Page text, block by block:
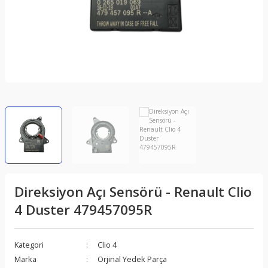
Direksiyon Açı Sensörü - Renault Clio
4 Duster 479457095R
Kategori
Clio 4
Marka
Orjinal Yedek Parça